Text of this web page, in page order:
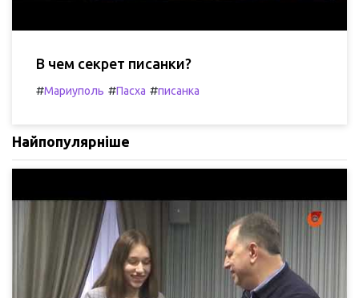
В чем секрет писанки?
#Мариуполь #Пасха #писанка
Найпопулярніше